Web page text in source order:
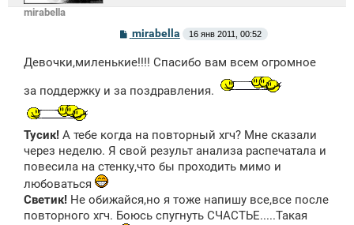
mirabella
С
б
е
н
mirabella 16 янв 2011, 00:52
Девочки,миленькие!!!! Спасибо вам всем огромное
за поддержку и за поздравления.
Тусик! А тебе когда на повторный хгч? Мне сказали
через неделю. Я свой результ анализа распечатала и
повесила на стенку,что бы проходить мимо и
любоваться
Светик! Не обижайся,но я тоже напишу все,все после
повторного хгч. Боюсь спугнуть СЧАСТЬЕ.....Такая